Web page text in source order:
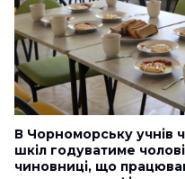
В Чорноморську учнів
шкіл годуватиме
чиновниці, що